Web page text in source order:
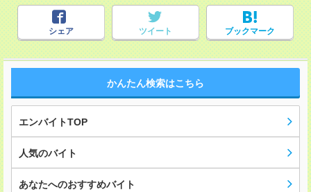
シェア ツイート ブックマーク
かんたん検索はこちら
エンバイトTOP
人気のバイト
あなたへのおすすめバイト